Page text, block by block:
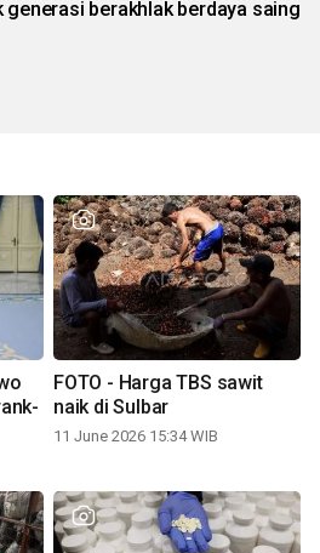
generasi berakhlak berdaya saing
FOTO - Harga TBS sawit
naik di Sulbar
11 June 2026 15:34 WIB